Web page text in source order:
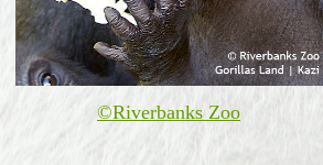
©Riverbanks Zoo